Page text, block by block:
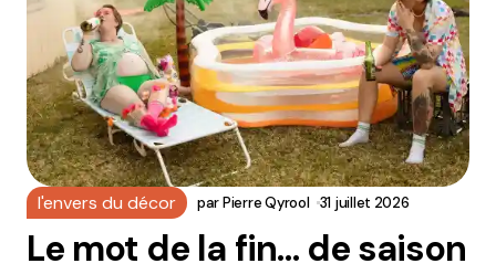
l'envers du décor parPierre Qyrool 31 juillet 2026
Le mot de la fin… de saison